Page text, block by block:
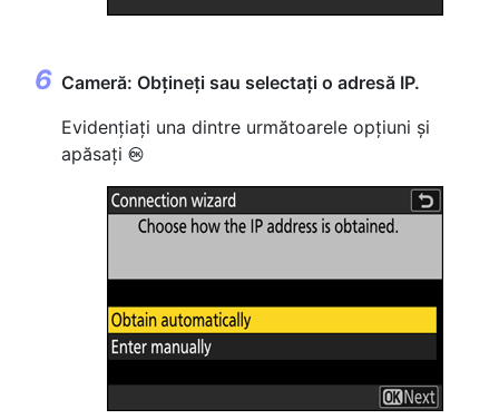
Cameră: Obțineți sau selectați o adresă IP.
Evidențiați una dintre următoarele opțiuni și
apăsați J